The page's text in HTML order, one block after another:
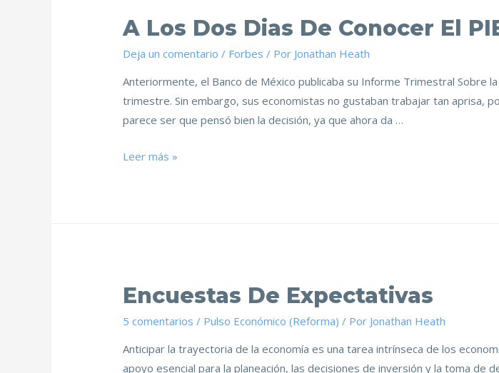
A Los Dos Dias De Conocer El
Deja un comentario / Forbes / Por Jonathan Heath
Anteriormente, el Banco de México publicaba su Informe Trimestral Sobre
trimestre. Sin embargo, sus economistas no gustaban trabajar tan aprisa,
parece ser que pensó bien la decisión, ya que ahora da …
Leer más »
Encuestas De Expectativas
5 comentarios / Pulso Económico (Reforma) / Por Jonathan Heath
Anticipar la trayectoria de la economía es una tarea intrínseca de los
apoyo esencial para la planeación, las decisiones de inversión y la toma de